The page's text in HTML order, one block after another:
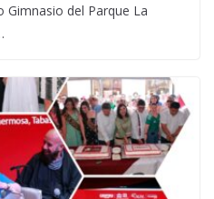
Gimnasio del Parque La